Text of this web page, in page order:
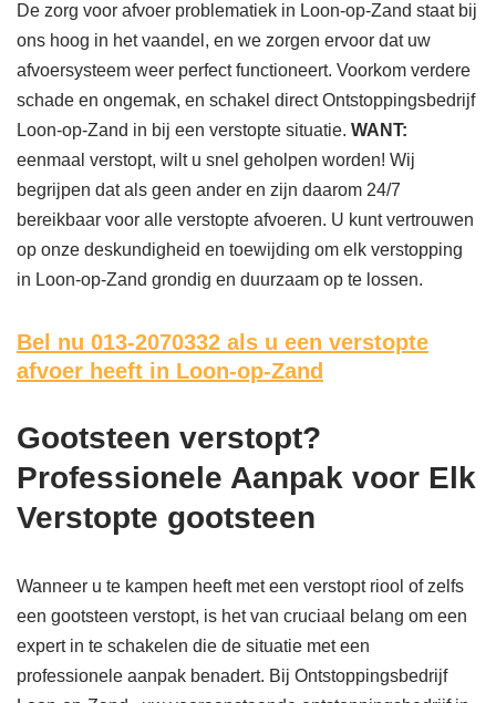
De zorg voor afvoer problematiek in Loon-op-Zand staat bij
ons hoog in het vaandel, en we zorgen ervoor dat uw
afvoersysteem weer perfect functioneert. Voorkom verdere
schade en ongemak, en schakel direct Ontstoppingsbedrijf
Loon-op-Zand in bij een verstopte situatie. WANT:
eenmaal verstopt, wilt u snel geholpen worden! Wij
begrijpen dat als geen ander en zijn daarom 24/7
bereikbaar voor alle verstopte afvoeren. U kunt vertrouwen
op onze deskundigheid en toewijding om elk verstopping
in Loon-op-Zand grondig en duurzaam op te lossen.
Bel nu 013-2070332 als u een verstopte
afvoer heeft in Loon-op-Zand
Gootsteen verstopt?
Professionele Aanpak voor Elk
Verstopte gootsteen
Wanneer u te kampen heeft met een verstopt riool of zelfs
een gootsteen verstopt, is het van cruciaal belang om een
expert in te schakelen die de situatie met een
professionele aanpak benadert. Bij Ontstoppingsbedrijf